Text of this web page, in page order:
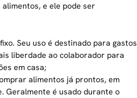
e ele pode ser
Seu uso é destinado para gastos
liberdade ao colaborador para
em casa;
alimentos já prontos, em
Geralmente é usado durante o